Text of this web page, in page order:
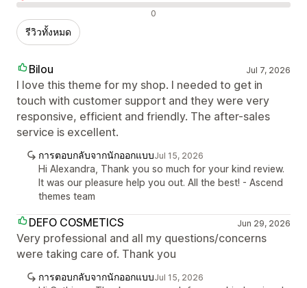
รีวิวเชิงลบ 0
รีวิวทั้งหมด
Bilou Jul 7, 2026
I love this theme for my shop. I needed to get in
touch with customer support and they were very
responsive, efficient and friendly. The after-sales
service is excellent.
การตอบกลับจากนักออกแบบJul 15, 2026
Hi Alexandra, Thank you so much for your kind review.
It was our pleasure help you out. All the best! - Ascend
themes team
DEFO COSMETICS Jun 29, 2026
Very professional and all my questions/concerns
were taking care of. Thank you
การตอบกลับจากนักออกแบบJul 15, 2026